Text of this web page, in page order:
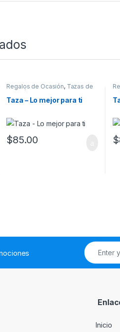
Regalos de Ocasión, Tazas de
Ocasión
Taza – Lo mejor para ti
$85.00 $
Inicio